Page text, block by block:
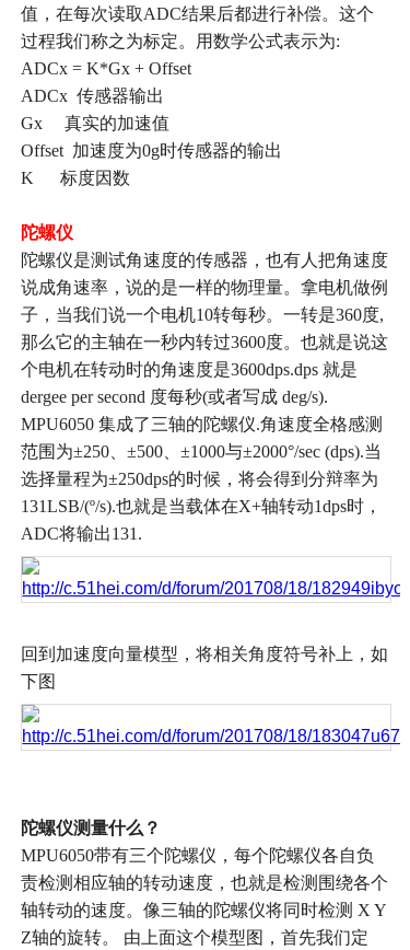
值，在每次读取ADC结果后都进行补偿。这个
过程我们称之为标定。用数学公式表示为:
ADCx = K*Gx + Offset
ADCx传感器输出
Gx真实的加速值
Offset 加速度为0g时传感器的输出
K标度因数
陀螺仪
陀螺仪是测试角速度的传感器，也有人把角速度
说成角速率，说的是一样的物理量。拿电机做例
子，当我们说一个电机10转每秒。一转是360度,
那么它的主轴在一秒内转过3600度。也就是说这
个电机在转动时的角速度是3600dps.dps 就是
dergee per second 度每秒(或者写成 deg/s).
MPU6050集成了三轴的陀螺仪.角速度全格感测
范围为±250 、±500 、±1000与±2000°/sec (dps).当
选择量程为±250dps的时候，将会得到分辩率为
131LSB/(º/s).也就是当载体在X+轴转动1dps时，
ADC将输出131.
回到加速度向量模型，将相关角度符号补上，如
下图
陀螺仪测量什么？
MPU6050带有三个陀螺仪，每个陀螺仪各自负
责检测相应轴的转动速度，也就是检测围绕各个
轴转动的速度。像三轴的陀螺仪将同时检测 X Y
Z轴的旋转。
由上面这个模型图，首先我们定